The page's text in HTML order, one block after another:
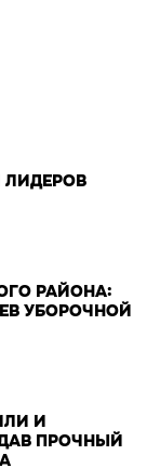
ЛИДЕРОВ
РАЙОНА:
УБОРОЧНОЙ
И
ПРОЧНЫЙ